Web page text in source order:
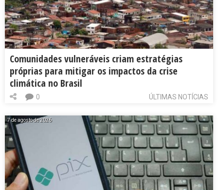
Comunidades vulneráveis criam estratégias
próprias para mitigar os impactos da crise
climática no Brasil
ÚLTIMAS NOTÍCIAS
0
7 de agosto de 2026